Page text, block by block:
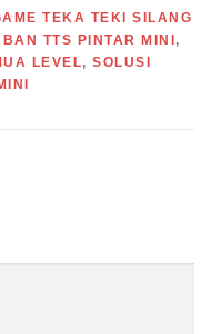
TEKA TEKI SILANG
TTS PINTAR MINI ,
LEVEL, SOLUSI